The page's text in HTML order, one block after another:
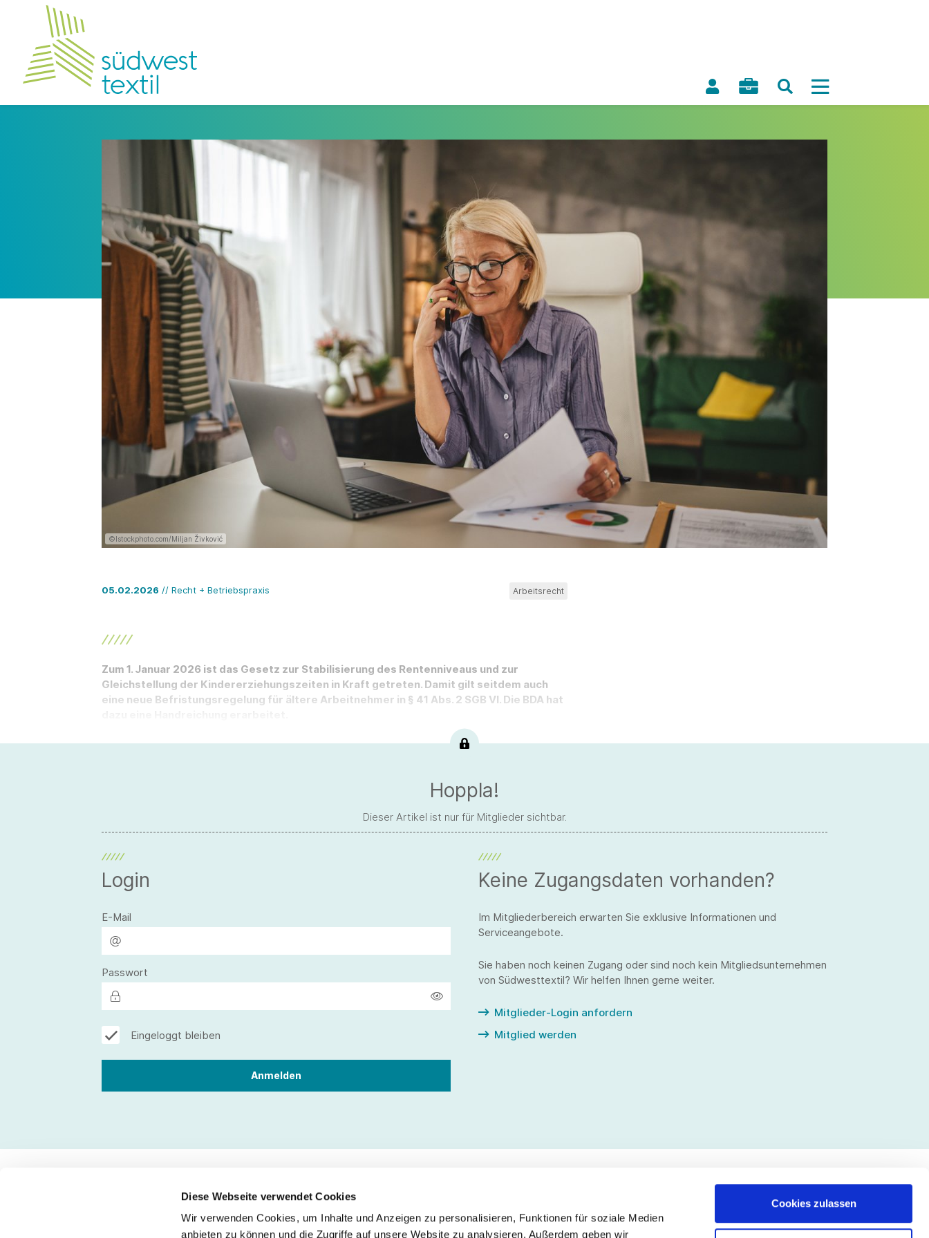
Diese Webseite verwendet Cookies
Wir verwenden Cookies, um Inhalte und Anzeigen zu personalisieren, Funktionen für soziale Medien
anbieten zu können und die Zugriffe auf unsere Website zu analysieren. Außerdem geben wir
Cookies zulassen
©Istockphoto.com/Miljan Živković
05.02.2026 // Recht + Betriebspraxis Arbeitsrecht
Zum 1. Januar 2026 ist das Gesetz zur Stabilisierung des Rentenniveaus und zur
Gleichstellung der Kindererziehungszeiten in Kraft getreten. Damit gilt seitdem auch
eine neue Befristungsregelung für ältere Arbeitnehmer in § 41 Abs. 2 SGB VI. Die BDA hat
Hoppla!
Dieser Artikel ist nur für Mitglieder sichtbar.
Login
E-Mail
Passwort
Eingeloggt bleiben
Keine Zugangsdaten vorhanden?
Im Mitgliederbereich erwarten Sie exklusive Informationen und
Serviceangebote.
Sie haben noch keinen Zugang oder sind noch kein Mitgliedsunternehmen
von Südwesttextil? Wir helfen Ihnen gerne weiter.
Mitglieder-Login anfordern
Mitglied werden
Service Folgen Sie uns